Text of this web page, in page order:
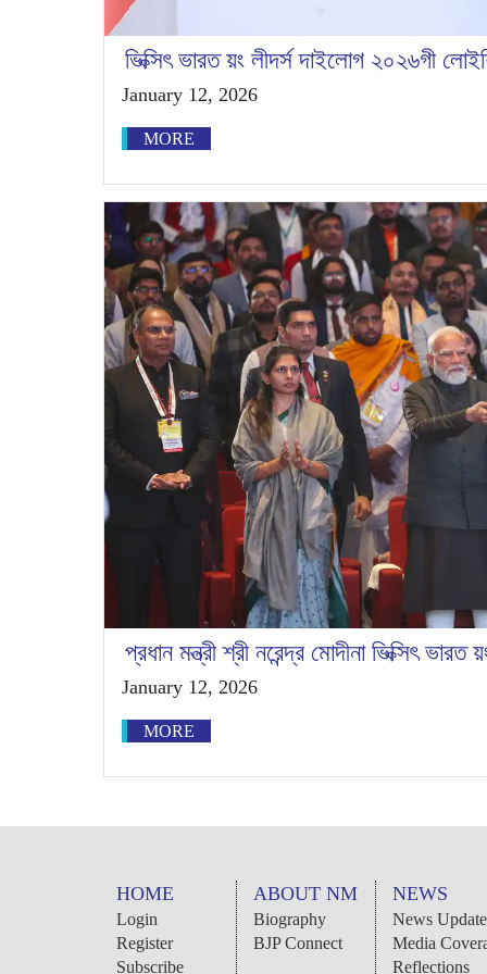
ভিক্সিৎ ভারত য়ং লীদর্স দাইলোগ ২০২৬গী
January 12, 2026
MORE
প্রধান মন্ত্রী শ্রী নরেন্দ্র মোদীনা ভিক্সিৎ
January 12, 2026
MORE
HOME
Login
Register
Subscribe
ABOUT NM
Biography
BJP Connect
NEWS
News
Media
Reflections